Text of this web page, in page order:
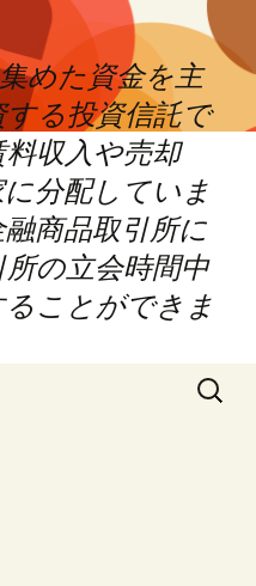
めた資金を主
る投資信託で
収入や売却
分配していま
商品取引所に
の立会時間中
ことができま
Search
for: